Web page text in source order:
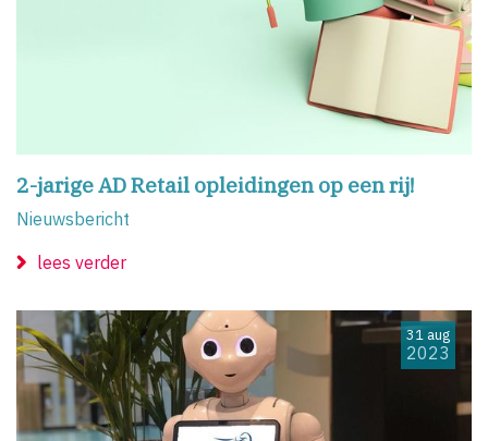
2-jarige AD Retail opleidingen op een rij!
Nieuwsbericht
lees verder
31 aug
2023